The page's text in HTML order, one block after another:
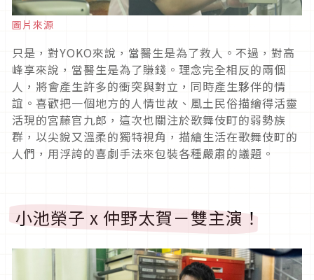
圖片來源
只是，對YOKO來說，當醫生是為了救人。不過，對高
峰享來說，當醫生是為了賺錢。理念完全相反的兩個
人，將會產生許多的衝突與對立，同時產生夥伴的情
誼。喜歡把一個地方的人情世故、風土民俗描繪得活靈
活現的宮藤官九郎，這次也關注於歌舞伎町的弱勢族
群，以尖銳又溫柔的獨特視角，描繪生活在歌舞伎町的
人們，用浮誇的喜劇手法來包裝各種嚴肅的議題。
小池榮子 x 仲野太賀－雙主演！